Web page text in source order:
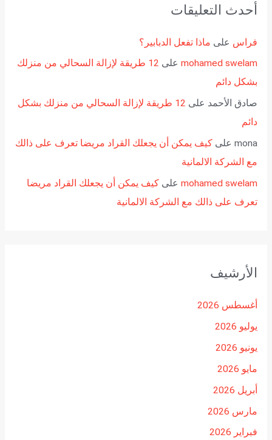
أحدث التعليقات
فراس على ماذا تفعل الدبابير؟
mohamed swelamعلى
12 طريقة لإزالة السحالي من منزلك
بشكل دائم
صادق الأحمد على
12 طريقة لإزالة السحالي من منزلك بشكل
دائم
monaعلى كيف يمكن أن يجعلك القراد مريضا تعرف على ذالك
مع الشركة الالمانية
mohamed swelamعلى كيف يمكن أن يجعلك القراد مريضا
تعرف على ذالك مع الشركة الالمانية
الأرشيف
أغسطس 2026
يوليو 2026
يونيو 2026
مايو 2026
أبريل 2026
مارس 2026
فبراير 2026